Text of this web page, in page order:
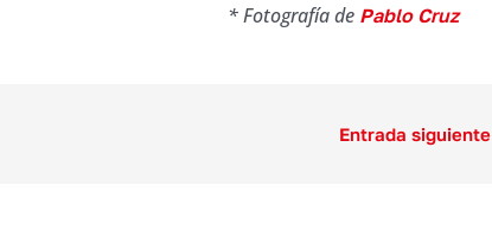
* Fotografía de Pablo Cruz
Entrada siguiente